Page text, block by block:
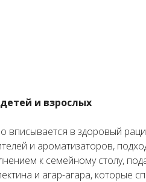
и взрослых
в здоровый
и ароматизаторов,
к семейному столу,
и агар-агара,